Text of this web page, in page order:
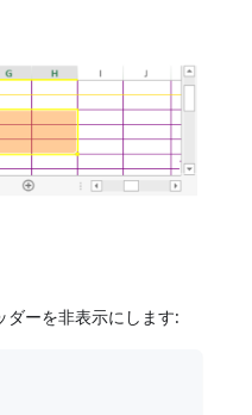
ーを非表示にします: